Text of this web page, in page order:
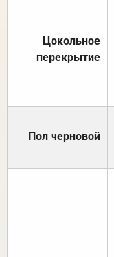
Цокольное
перекрытие
Пол черновой